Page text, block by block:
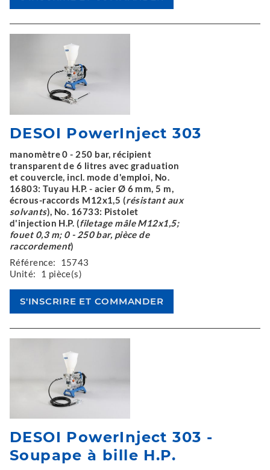
DESOI PowerInject 303
manomètre 0 - 250 bar, récipient
transparent de 6 litres avec graduation
et couvercle, incl. mode d'emploi, No.
16803: Tuyau H.P. - acier Ø 6 mm, 5 m,
écrous-raccords M12x1,5 (résistant aux
solvants), No. 16733: Pistolet
d'injection H.P. (filetage mâle M12x1,5;
fouet 0,3 m; 0 - 250 bar, pièce de
raccordement)
Référence:
15743
Unité:
1 pièce(s)
DESOI PowerInject 303 -
Soupape à bille H.P.